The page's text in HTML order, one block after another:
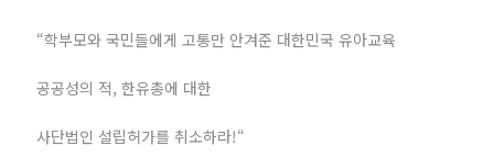
“학부모와 국민들에게 고통만 안겨준 대한민국 유아교육
공공성의 적, 한유총에 대한
사단법인 설립허가를 취소하라!“